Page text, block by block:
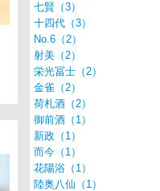
七賢（3）
十四代（3）
No.6（2）
射美（2）
栄光冨士（2）
金雀（2）
荷札酒（2）
御前酒（1）
新政（1）
而今（1）
花陽浴（1）
陸奥八仙（1）